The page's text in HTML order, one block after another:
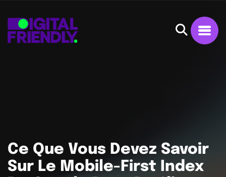
Ce Que Vous Devez Savoir
Sur Le Mobile-First Index